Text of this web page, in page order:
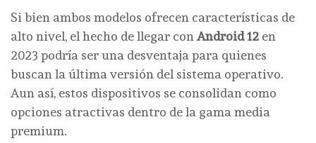
Si bien ambos modelos ofrecen características de
alto nivel, el hecho de llegar con Android 12 en
2023 podría ser una desventaja para quienes
buscan la última versión del sistema operativo.
Aun así, estos dispositivos se consolidan como
opciones atractivas dentro de la gama media
premium.